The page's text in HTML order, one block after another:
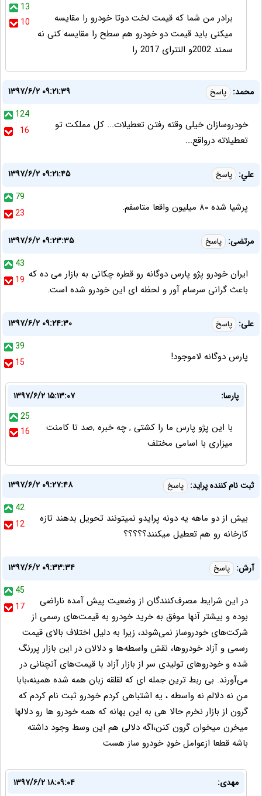
13
10
برادر من شما که قیمت لخت دوتا خودرو را مقایسه
میکنی باید قیمت دو خودرو هم سطح را مقایسه کنی نه
سمند 2002و النترای 2017 را
محمد: پاسخ
۱۳۹۷/۶/۲ ۰۹:۲۱:۳۹
124
16
خودروسازان خیلی وقته رفتن تعطیلات... کل مملکت تو
تعطیلاته درواقع...
علي: پاسخ
۱۳۹۷/۶/۲ ۰۹:۲۱:۴۵
79
23
پرشيا شده ٨٠ ميليون واقعا متاسفم.
مرتضی: پاسخ
۱۳۹۷/۶/۲ ۰۹:۲۳:۳۵
43
19 ایران خودرو پژو پارس دوگانه رو قطره چکانی به بازار می ده که
باعث گرانی سرسام آور و لحظه ای این خودرو شده است.
علی: پاسخ
۱۳۹۷/۶/۲ ۰۹:۲۴:۳۰
39
15
پارس دوگانه لاموجود!
پارسا:
۱۳۹۷/۶/۲ ۱۵:۱۳:۰۷
25
16
با این پژو پارس ما را کشتی , چه خبره ,صد تا کامنت
میزاری با اسامی مختلف
ثبت نام کننده پراید: پاسخ
۱۳۹۷/۶/۲ ۰۹:۲۷:۴۸
42
12
بیش از دو ماهه یه دونه پرایدو نمیتونند تحویل بدهند تازه
کارخانه رو هم تعطیل میکنند؟؟؟؟؟
آرش: پاسخ
۱۳۹۷/۶/۲ ۰۹:۳۳:۳۴
45
17
در این شرایط مصرف‌کنندگان از وضعیت پیش آمده ناراضی
بوده و بیشتر آنها موفق به خرید خودرو به قیمت‌های رسمی از
شرکت‌های خودروساز نمی‌شوند، زیرا به دلیل اختلاف بالای قیمت
رسمی و آزاد خودروها، نقش واسطه‌ها و دلالان در این بازار پررنگ
شده و خودروهای تولیدی سر از بازار آزاد با قیمت‌های آنچنانی در
می‌آورند. بی ربط ترین جمله ای که لقلقه زبان همه شده همینه،بابا
من نه دلالم نه واسطه ، یه اشتباهی کردم خودرو ثبت نام کردم که
گرون از بازار نخرم حالا هی به این بهانه که همه خودرو ها رو دلالها
میخرن میخوان گرون کنن،اگه دلالی هم این وسط وجود داشته
باشه قطعا ازعوامل خودِ خودرو ساز هست
مهدی:
۱۳۹۷/۶/۲ ۱۸:۰۹:۰۴